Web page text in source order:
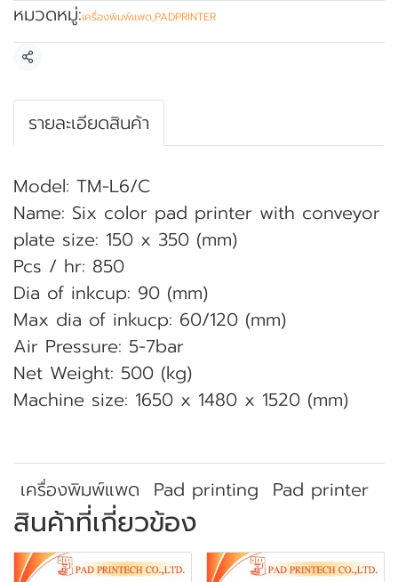
หมวดหมู่:เครื่องพิมพ์แพด,PADPRINTER
แชร์
รายละเอียดสินค้า
Model: TM-L6/C
Name: Six color pad printer with conveyor
plate size: 150 x 350 (mm)
Pcs / hr: 850
Dia of inkcup: 90 (mm)
Max dia of inkucp: 60/120 (mm)
Air Pressure: 5-7bar
Net Weight: 500 (kg)
Machine size: 1650 x 1480 x 1520 (mm)
เครื่องพิมพ์แพด Pad printing Pad printer
สินค้าที่เกี่ยวข้อง